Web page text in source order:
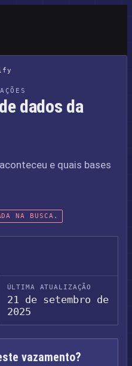
dados da
e quais bases
NA BUSCA.
ÚLTIMA ATUALIZAÇÃO
21 de setembro de
2025
vazamento?